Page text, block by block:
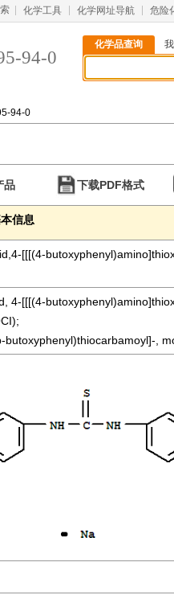
化学工具 化学网址导航 危险
94-0
化学品查询
94-0
品 下载PDF格式
信息
[[[(4-
4-[[[(4-
butoxyphenyl)thiocarbamoyl]-,